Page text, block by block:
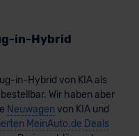
in-Hybrid
in-Hybrid von KIA als
Wir haben aber
Neuwagenvon KIA und
MeinAuto.de Deals